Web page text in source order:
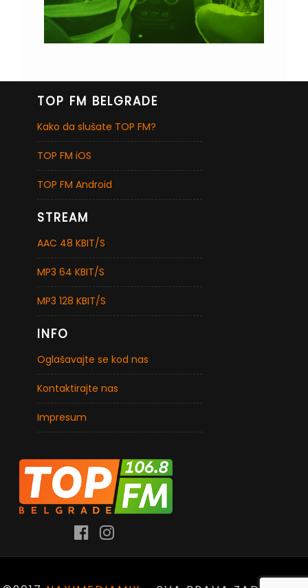
TOP FM BELGRADE
Kako da slušate TOP FM?
TOP FM iOS
TOP FM Android
STREAM
AAC 48 KBIT/S
MP3 64 KBIT/S
MP3 128 KBIT/S
INFO
Oglašavajte se kod nas
Kontaktirajte nas
Impresum